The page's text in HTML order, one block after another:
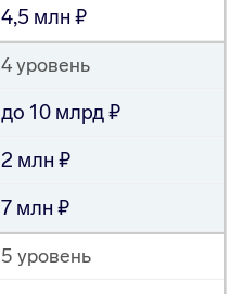
4,5 млн
4 уровень
до 10 млрд
2 млн
7 млн
5 уровень